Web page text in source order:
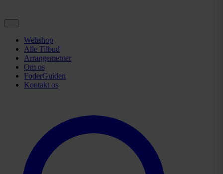
Webshop
Alle Tilbud
Arrangementer
Om os
FoderGuiden
Kontakt os